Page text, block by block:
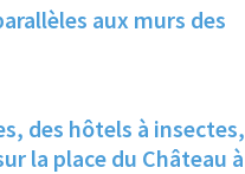
aux murs des
des hôtels à insectes,
la place du Château à